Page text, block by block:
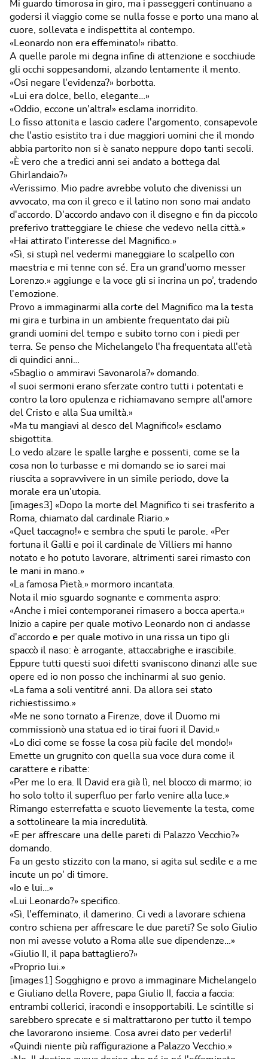
Mi guardo timorosa in giro, ma i passeggeri continuano a
godersi il viaggio come se nulla fosse e porto una mano al
cuore, sollevata e indispettita al contempo.
«Leonardo non era effeminato!» ribatto.
A quelle parole mi degna infine di attenzione e socchiude
gli occhi soppesandomi, alzando lentamente il mento.
«Osi negare l'evidenza?» borbotta.
«Lui era dolce, bello, elegante…»
«Oddio, eccone un'altra!» esclama inorridito.
Lo fisso attonita e lascio cadere l'argomento, consapevole
che l'astio esistito tra i due maggiori uomini che il mondo
abbia partorito non si è sanato neppure dopo tanti secoli.
«È vero che a tredici anni sei andato a bottega dal
Ghirlandaio?»
«Verissimo. Mio padre avrebbe voluto che divenissi un
avvocato, ma con il greco e il latino non sono mai andato
d'accordo. D'accordo andavo con il disegno e fin da piccolo
preferivo tratteggiare le chiese che vedevo nella città.»
«Hai attirato l'interesse del Magnifico.»
«Sì, si stupì nel vedermi maneggiare lo scalpello con
maestria e mi tenne con sé. Era un grand'uomo messer
Lorenzo.» aggiunge e la voce gli si incrina un po’, tradendo
l'emozione.
Provo a immaginarmi alla corte del Magnifico ma la testa
mi gira e turbina in un ambiente frequentato dai più
grandi uomini del tempo e subito torno con i piedi per
terra. Se penso che Michelangelo l'ha frequentata all'età
di quindici anni…
«Sbaglio o ammiravi Savonarola?» domando.
«I suoi sermoni erano sferzate contro tutti i potentati e
contro la loro opulenza e richiamavano sempre all'amore
del Cristo e alla Sua umiltà.»
«Ma tu mangiavi al desco del Magnifico!» esclamo
sbigottita.
Lo vedo alzare le spalle larghe e possenti, come se la
cosa non lo turbasse e mi domando se io sarei mai
riuscita a sopravvivere in un simile periodo, dove la
morale era un'utopia.
[images3] «Dopo la morte del Magnifico ti sei trasferito a
Roma, chiamato dal cardinale Riario.»
«Quel taccagno!» e sembra che sputi le parole. «Per
fortuna il Galli e poi il cardinale de Villiers mi hanno
notato e ho potuto lavorare, altrimenti sarei rimasto con
le mani in mano.»
«La famosa Pietà.» mormoro incantata.
Nota il mio sguardo sognante e commenta aspro:
«Anche i miei contemporanei rimasero a bocca aperta.»
Inizio a capire per quale motivo Leonardo non ci andasse
d'accordo e per quale motivo in una rissa un tipo gli
spaccò il naso: è arrogante, attaccabrighe e irascibile.
Eppure tutti questi suoi difetti svaniscono dinanzi alle sue
opere ed io non posso che inchinarmi al suo genio.
«La fama a soli ventitré anni. Da allora sei stato
richiestissimo.»
«Me ne sono tornato a Firenze, dove il Duomo mi
commissionò una statua ed io tirai fuori il David.»
«Lo dici come se fosse la cosa più facile del mondo!»
Emette un grugnito con quella sua voce dura come il
carattere e ribatte:
«Per me lo era. Il David era già lì, nel blocco di marmo; io
ho solo tolto il superfluo per farlo venire alla luce.»
Rimango esterrefatta e scuoto lievemente la testa, come
a sottolineare la mia incredulità.
«E per affrescare una delle pareti di Palazzo Vecchio?»
domando.
Fa un gesto stizzito con la mano, si agita sul sedile e a me
incute un po' di timore.
«Io e lui…»
«Lui Leonardo?» specifico.
«Sì, l'effeminato, il damerino. Ci vedi a lavorare schiena
contro schiena per affrescare le due pareti? Se solo Giulio
non mi avesse voluto a Roma alle sue dipendenze…»
«Giulio II, il papa battagliero?»
«Proprio lui.»
[images1] Sogghigno e provo a immaginare Michelangelo
e Giuliano della Rovere, papa Giulio II, faccia a faccia:
entrambi collerici, iracondi e insopportabili. Le scintille si
sarebbero sprecate e si maltrattarono per tutto il tempo
che lavorarono insieme. Cosa avrei dato per vederli!
«Quindi niente più raffigurazione a Palazzo Vecchio.»